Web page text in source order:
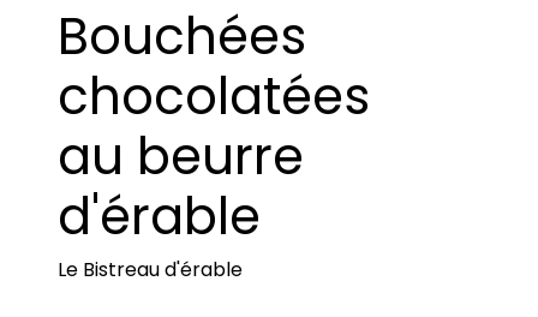
Bouchées
chocolatées
au beurre
d'érable
Le Bistreau d'érable